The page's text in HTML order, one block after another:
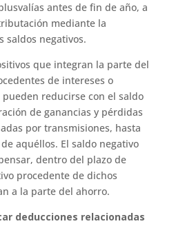
antes de fin de año, a
mediante la
saldos negativos.
que integran la parte del
de intereses o
reducirse con el saldo
de ganancias y pérdidas
por transmisiones, hasta
aquéllos. El saldo negativo
dentro del plazo de
procedente de dichos
a la parte del ahorro.
deducciones relacionadas